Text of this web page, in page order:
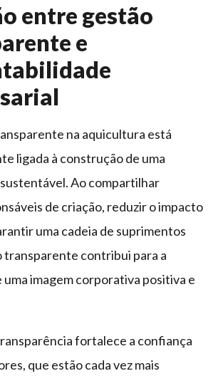
entre gestão
e
na aquicultura está
ligada à construção de uma
Ao compartilhar
de criação, reduzir o impacto
uma cadeia de suprimentos
transparente contribui para a
imagem corporativa positiva e
fortalece a confiança
que estão cada vez mais